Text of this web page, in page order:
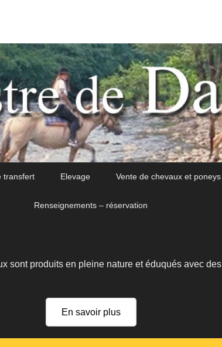
transfert Elevage Vente de chevaux et poneys
Renseignements – réservation
sont produits en pleine nature et éduqués avec
En savoir plus